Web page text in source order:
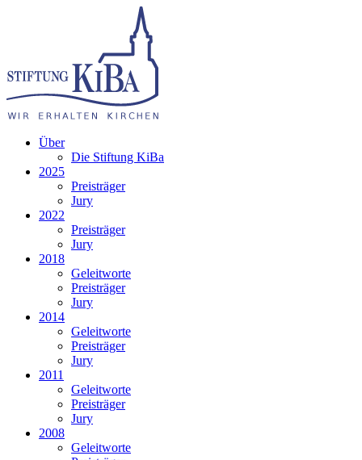
Über
Die Stiftung KiBa
2025
Preisträger
Jury
2022
Preisträger
Jury
2018
Geleitworte
Preisträger
Jury
2014
Geleitworte
Preisträger
Jury
2011
Geleitworte
Preisträger
Jury
2008
Geleitworte